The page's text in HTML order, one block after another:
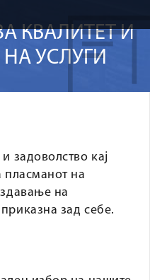
КВАЛИТЕТ И
УСЛУГИ
задоволство кај
пласманот на
на
зад себе.